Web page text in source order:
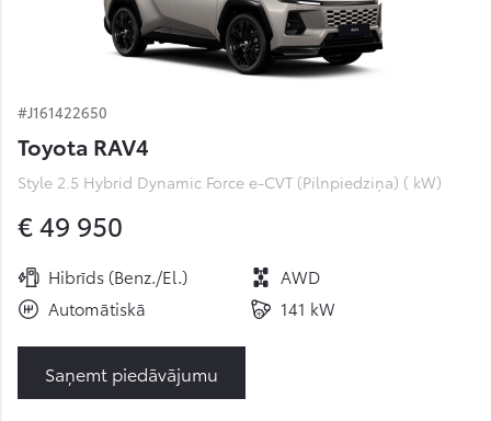
#J161422650
Toyota RAV4
Style 2.5 Hybrid Dynamic Force e-CVT (Pilnpiedziņa) ( kW)
€ 49 950
Hibrīds (Benz./El.)
AWD
Automātiskā
141 kW
Saņemt piedāvājumu